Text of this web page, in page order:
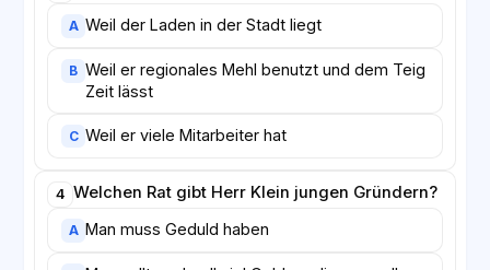
A Weil der Laden in der Stadt liegt
B Weil er regionales Mehl benutzt und dem Teig
Zeit lässt
C Weil er viele Mitarbeiter hat
4 Welchen Rat gibt Herr Klein jungen Gründern?
A Man muss Geduld haben